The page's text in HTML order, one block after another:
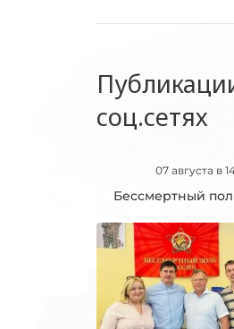
соц.сетях
07 августа в
Бессмертный